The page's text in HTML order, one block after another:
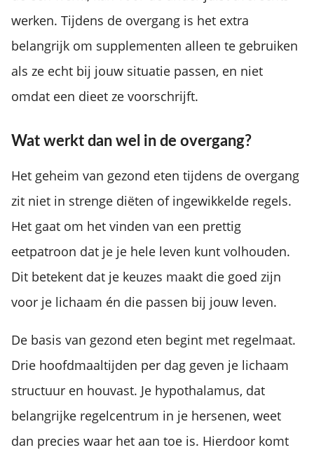
werken. Tijdens de overgang is het extra
belangrijk om supplementen alleen te gebruiken
als ze echt bij jouw situatie passen, en niet
omdat een dieet ze voorschrijft.
Wat werkt dan wel in de overgang?
Het geheim van gezond eten tijdens de overgang
zit niet in strenge diëten of ingewikkelde regels.
Het gaat om het vinden van een prettig
eetpatroon dat je je hele leven kunt volhouden.
Dit betekent dat je keuzes maakt die goed zijn
voor je lichaam én die passen bij jouw leven.
De basis van gezond eten begint met regelmaat.
Drie hoofdmaaltijden per dag geven je lichaam
structuur en houvast. Je hypothalamus, dat
belangrijke regelcentrum in je hersenen, weet
dan precies waar het aan toe is. Hierdoor komt